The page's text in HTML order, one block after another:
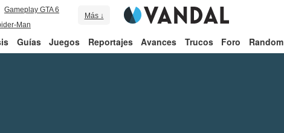
Gameplay GTA 6
Man
Más ↓
Guías Juegos Reportajes Avances Trucos Foro Random